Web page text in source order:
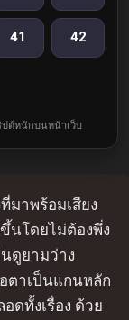
41 42
ปต์หนักบนหน้าเว็บ
มาพร้อมเสียง
นโดยไม่ต้องพึ่ง
ดูยามว่าง
ตาเป็นแกนหลัก
ดทั้งเรื่อง ด้วย